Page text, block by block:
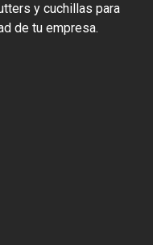
y cuchillas para
de tu empresa.